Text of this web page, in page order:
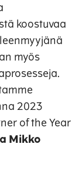
koostuvaa
myös
2023
of the Year
Mikko